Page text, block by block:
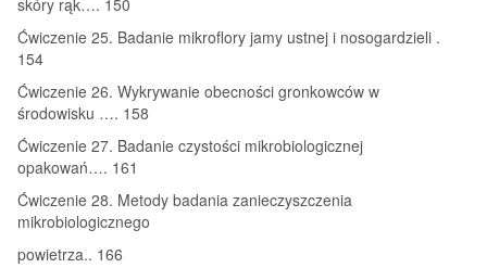
Ćwiczenie 25. Badanie mikroflory jamy ustnej i nosogardzieli .
154
Ćwiczenie 26. Wykrywanie obecności gronkowców w
środowisku …. 158
Ćwiczenie 27. Badanie czystości mikrobiologicznej
opakowań…. 161
Ćwiczenie 28. Metody badania zanieczyszczenia
mikrobiologicznego
powietrza.. 166